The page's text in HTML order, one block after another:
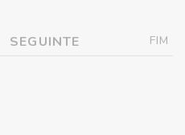
SEGUINTE FIM